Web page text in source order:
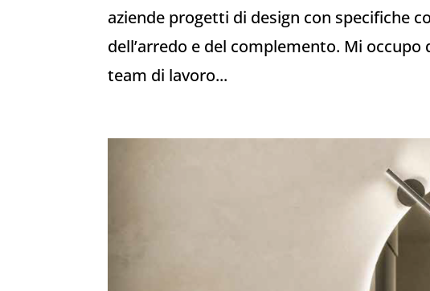
aziende progetti di design con specifiche
dell’arredo e del complemento. Mi
team di lavoro...